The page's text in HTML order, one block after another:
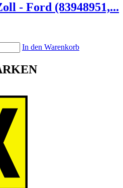
- Ford (83948951,...
In den Warenkorb